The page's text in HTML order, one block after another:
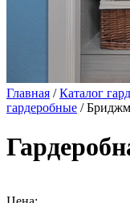
Главная /Каталог
гардеробные /